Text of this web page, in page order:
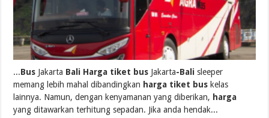
...Bus Jakarta Bali Harga tiket bus Jakarta-Bali sleeper
memang lebih mahal dibandingkan harga tiket bus kelas
lainnya. Namun, dengan kenyamanan yang diberikan, harga
yang ditawarkan terhitung sepadan. Jika anda hendak...